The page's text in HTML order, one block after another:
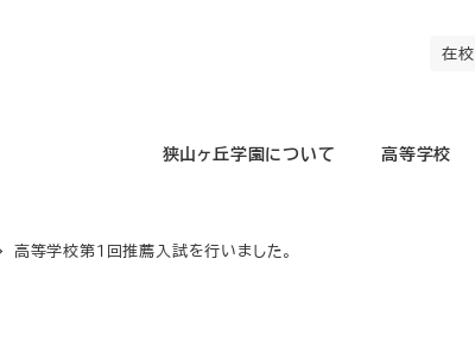
在
狭山ヶ丘学園について 高等学校
高等学校第1回推薦入試を行いました。